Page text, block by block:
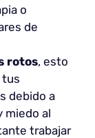
o
de
rotos, esto
tus
debido a
miedo al
trabajar